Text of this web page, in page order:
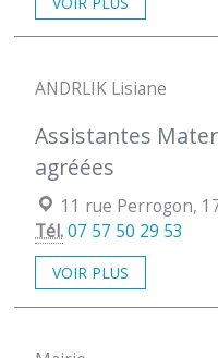
ANDRLIK Lisiane
Assistantes
agréées
Localisation :
11 rue Perrogon,
Tél.07 57 50 29 53
VOIR PLUS